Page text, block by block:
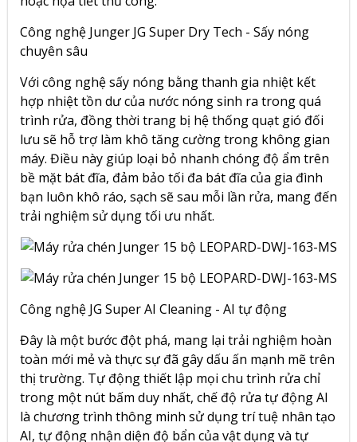
Công nghệ Junger JG Super Dry Tech - Sấy nóng
chuyên sâu
Với công nghệ sấy nóng bằng thanh gia nhiệt kết
hợp nhiệt tồn dư của nước nóng sinh ra trong quá
trình rửa, đồng thời trang bị hệ thống quạt gió đối
lưu sẽ hỗ trợ làm khô tăng cường trong không gian
máy. Điều này giúp loại bỏ nhanh chóng độ ẩm trên
bề mặt bát đĩa, đảm bảo tối đa bát đĩa của gia đình
bạn luôn khô ráo, sạch sẽ sau mỗi lần rửa, mang đến
trải nghiệm sử dụng tối ưu nhất.
Công nghệ JG Super AI Cleaning - AI tự động
Đây là một bước đột phá, mang lại trải nghiệm hoàn
toàn mới mẻ và thực sự đã gây dấu ấn mạnh mẽ trên
thị trường. Tự động thiết lập mọi chu trình rửa chỉ
trong một nút bấm duy nhất, chế độ rửa tự động AI
là chương trình thông minh sử dụng trí tuệ nhân tạo
AI, tự động nhận diện độ bẩn của vật dụng và tự